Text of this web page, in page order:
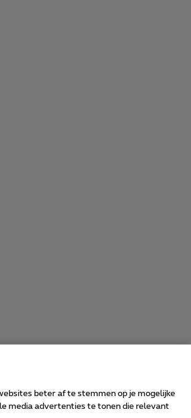
beter af te stemmen op je mogelijke
media advertenties te tonen die relevant